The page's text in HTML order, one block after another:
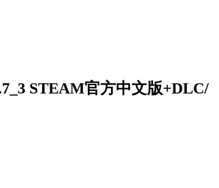
STEAM官方中文版+DLC/